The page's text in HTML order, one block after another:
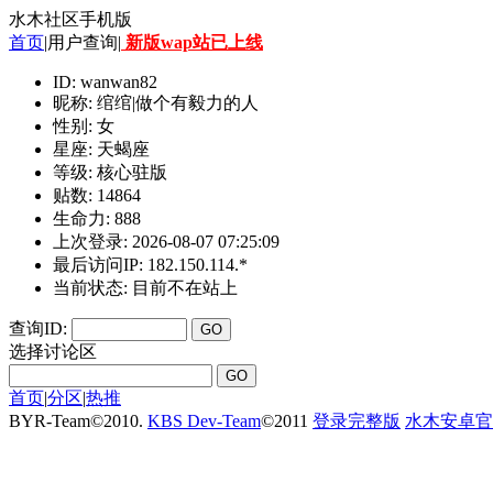
水木社区手机版
首页|用户查询| 新版wap站已上线
ID: wanwan82
昵称: 绾绾|做个有毅力的人
性别: 女
星座: 天蝎座
等级: 核心驻版
贴数: 14864
生命力: 888
上次登录: 2026-08-07 07:25:09
最后访问IP: 182.150.114.*
当前状态: 目前不在站上
查询ID:
选择讨论区
首页|分区|热推
BYR-Team©2010. KBS Dev-Team©2011 登录完整版 水木安卓